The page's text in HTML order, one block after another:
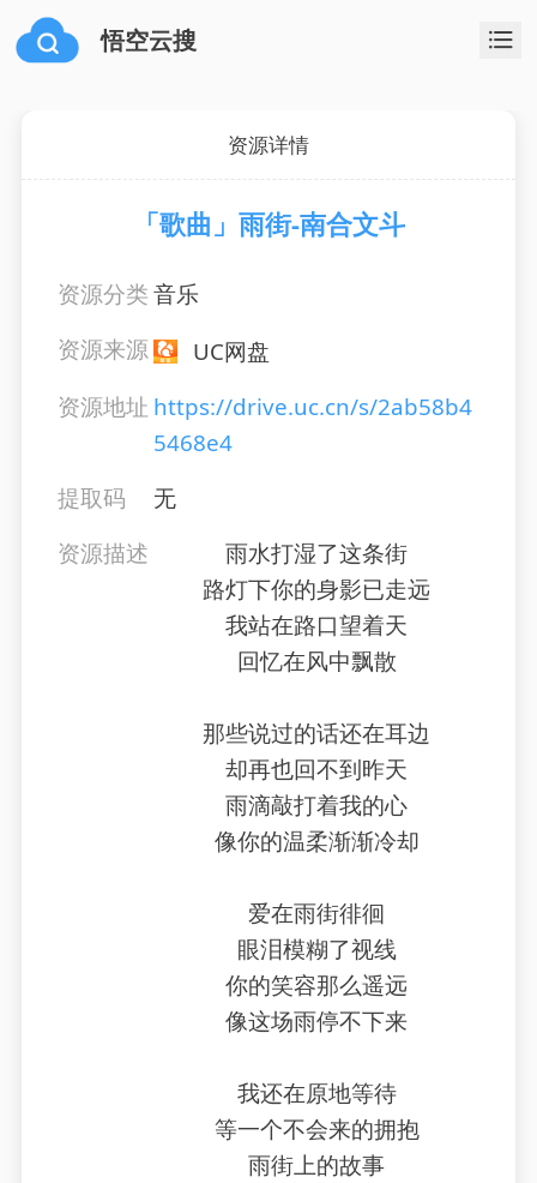
悟空云搜
资源详情
「歌曲」雨街-南合文斗
资源分类音乐
资源来源
UC网盘
资源地址 https://drive.uc.cn/s/2ab58b4
5468e4
提取码
无
资源描述
雨水打湿了这条街
路灯下你的身影已走远
我站在路口望着天
回忆在风中飘散
那些说过的话还在耳边
却再也回不到昨天
雨滴敲打着我的心
像你的温柔渐渐冷却
爱在雨街徘徊
眼泪模糊了视线
你的笑容那么遥远
像这场雨停不下来
我还在原地等待
等一个不会来的拥抱
雨街上的故事